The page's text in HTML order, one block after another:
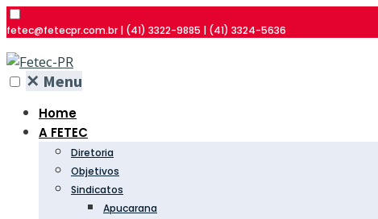
fetec@fetecpr.com.br | (41) 3322-9885 | (41) 3324-5636
✕ Menu
Home
A FETEC
Diretoria
Objetivos
Sindicatos
Apucarana